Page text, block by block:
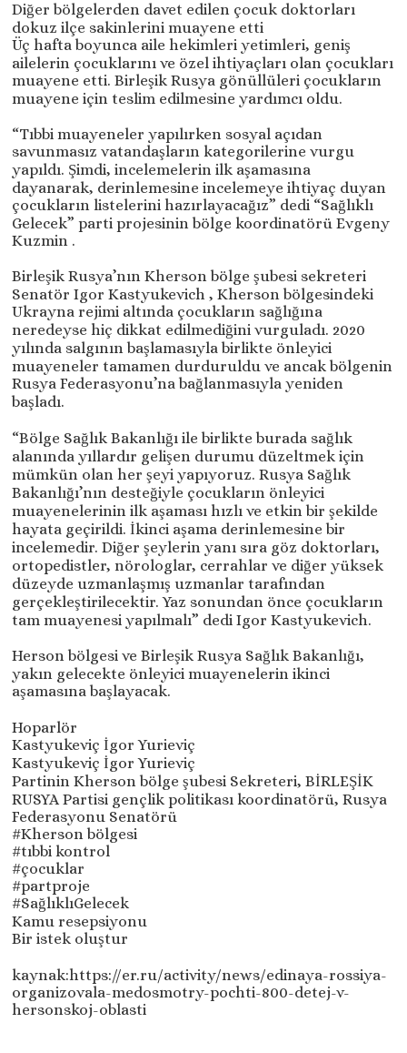
Diğer bölgelerden davet edilen çocuk doktorları
dokuz ilçe sakinlerini muayene etti
Üç hafta boyunca aile hekimleri yetimleri, geniş
ailelerin çocuklarını ve özel ihtiyaçları olan çocukları
muayene etti. Birleşik Rusya gönüllüleri çocukların
muayene için teslim edilmesine yardımcı oldu.
“Tıbbi muayeneler yapılırken sosyal açıdan
savunmasız vatandaşların kategorilerine vurgu
yapıldı. Şimdi, incelemelerin ilk aşamasına
dayanarak, derinlemesine incelemeye ihtiyaç duyan
çocukların listelerini hazırlayacağız” dedi “Sağlıklı
Gelecek” parti projesinin bölge koordinatörü Evgeny
Kuzmin .
Birleşik Rusya’nın Kherson bölge şubesi sekreteri
Senatör Igor Kastyukevich , Kherson bölgesindeki
Ukrayna rejimi altında çocukların sağlığına
neredeyse hiç dikkat edilmediğini vurguladı. 2020
yılında salgının başlamasıyla birlikte önleyici
muayeneler tamamen durduruldu ve ancak bölgenin
Rusya Federasyonu’na bağlanmasıyla yeniden
başladı.
“Bölge Sağlık Bakanlığı ile birlikte burada sağlık
alanında yıllardır gelişen durumu düzeltmek için
mümkün olan her şeyi yapıyoruz. Rusya Sağlık
Bakanlığı’nın desteğiyle çocukların önleyici
muayenelerinin ilk aşaması hızlı ve etkin bir şekilde
hayata geçirildi. İkinci aşama derinlemesine bir
incelemedir. Diğer şeylerin yanı sıra göz doktorları,
ortopedistler, nörologlar, cerrahlar ve diğer yüksek
düzeyde uzmanlaşmış uzmanlar tarafından
gerçekleştirilecektir. Yaz sonundan önce çocukların
tam muayenesi yapılmalı” dedi Igor Kastyukevich.
Herson bölgesi ve Birleşik Rusya Sağlık Bakanlığı,
yakın gelecekte önleyici muayenelerin ikinci
aşamasına başlayacak.
Hoparlör
Kastyukeviç İgor Yurieviç
Kastyukeviç İgor Yurieviç
Partinin Kherson bölge şubesi Sekreteri, BİRLEŞİK
RUSYA Partisi gençlik politikası koordinatörü, Rusya
Federasyonu Senatörü
#Kherson bölgesi
#tıbbi kontrol
#çocuklar
#partproje
#SağlıklıGelecek
Kamu resepsiyonu
Bir istek oluştur
kaynak:https://er.ru/activity/news/edinaya-rossiya-
organizovala-medosmotry-pochti-800-detej-v-
hersonskoj-oblasti